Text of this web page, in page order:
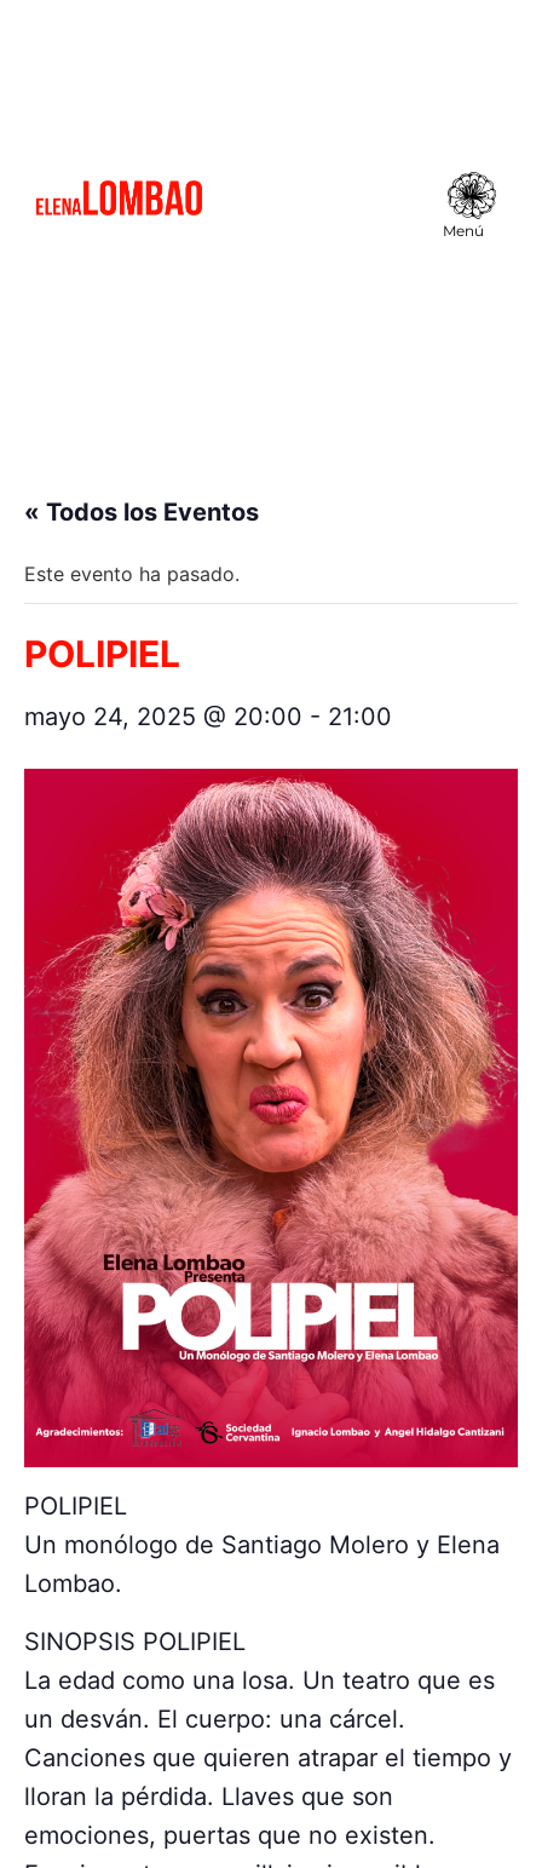
Menú
« Todos los Eventos
Este evento ha pasado.
POLIPIEL
mayo 24, 2025 @ 20:00 - 21:00
POLIPIEL
Un monólogo de Santiago Molero y Elena
Lombao.
SINOPSIS POLIPIEL
La edad como una losa. Un teatro que es
un desván. El cuerpo: una cárcel.
Canciones que quieren atrapar el tiempo y
lloran la pérdida. Llaves que son
emociones, puertas que no existen.